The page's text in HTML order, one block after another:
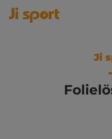
Ji